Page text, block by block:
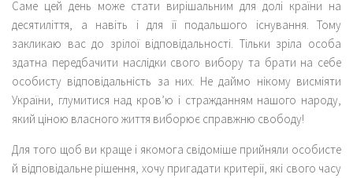
Саме цей день може стати вирішальним для долі країни на
десятиліття, а навіть і для її подальшого існування. Тому
закликаю вас до зрілої відповідальності. Тільки зріла особа
здатна передбачити наслідки свого вибору та брати на себе
особисту відповідальність за них. Не даймо нікому висміяти
України, глумитися над кров’ю і стражданням нашого народу,
який ціною власного життя виборює справжню свободу!
Для того щоб ви краще і якомога свідоміше прийняли особисте
й відповідальне рішення, хочу пригадати критерії, які свого часу